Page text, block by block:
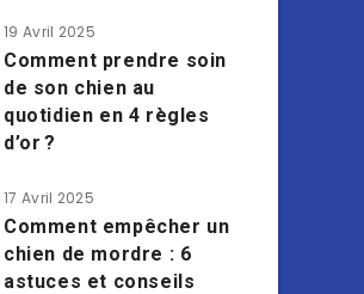
19 Avril 2025
Comment prendre soin
de son chien au
quotidien en 4 règles
d’or ?
17 Avril 2025
Comment empêcher un
chien de mordre : 6
astuces et conseils